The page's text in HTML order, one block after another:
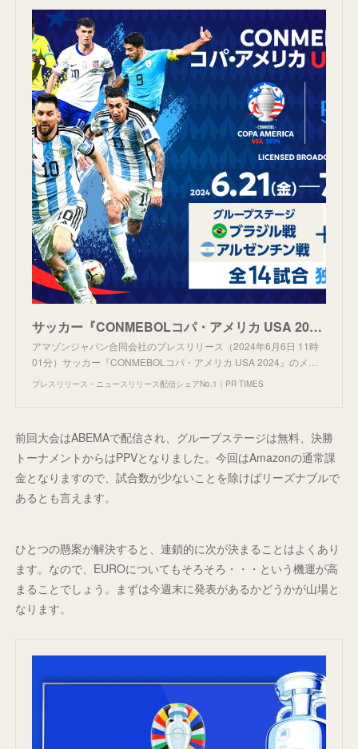
サッカー『CONMEBOLコパ・アメリカ USA 2024』のメッシ擁する世界王者アルゼンチン代表、スター軍団ブラジル代表のグループステージ全6試合と決勝トーナメント全試合、計14試合を独占ライブ配信
アマゾンジャパン合同会社のプレスリリース（2024年6月6日 11時
01分）サッカー『CONMEBOLコパ・アメリカ USA 2024』のメ…
プレスリリース・ニュースリリース配信シェアNo.1｜PR TIMES
前回大会はABEMAで配信され、グループステージは無料、決勝
トーナメントからはPPVとなりました。今回はAmazonの通常課
金となりますので、試合数が少ないことを除けばリーズナブルで
あるとも言えます。
ひとつの懸案が解決すると、連鎖的に次が決まることはよくあり
ます。なので、EUROについてもそろそろ・・・という機運が高
まることでしょう。まずは今週末に発表があるかどうかが山場と
なります。